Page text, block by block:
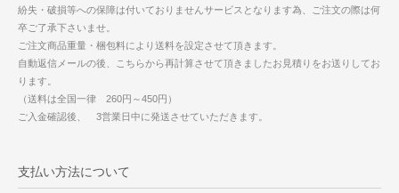
紛失・破損等への保障は付いておりませんサービスとなります為、ご注文の際は何
卒ご了承下さいませ。
ご注文商品重量・梱包料により送料を設定させて頂きます。
自動返信メールの後、こちらから再計算させて頂きましたお見積りをお送りしてお
ります。
（送料は全国一律 260円～450円）
ご入金確認後、 3営業日中に発送させていただきます。
支払い方法について